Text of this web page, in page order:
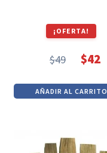
¡OFERTA!
$49
precio
original
$42
precio
actual
AÑADIR AL CARRITO